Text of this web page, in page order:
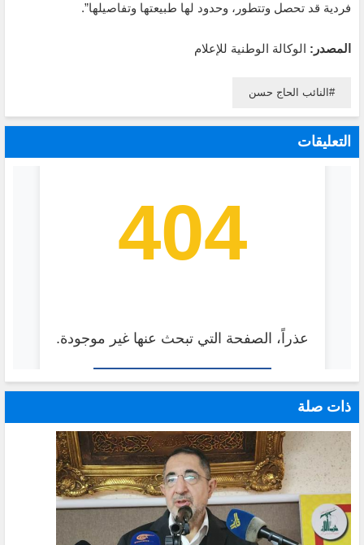
فردية قد تحصل وتتطور، وحدود لها طبيعتها وتفاصيلها”.
المصدر: الوكالة الوطنية للإعلام
النائب الحاج حسن
التعليقات
ذات صلة